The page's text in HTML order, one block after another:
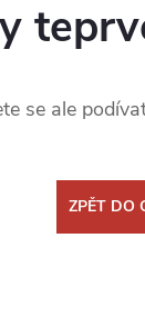
se ale
ZPĚT DO